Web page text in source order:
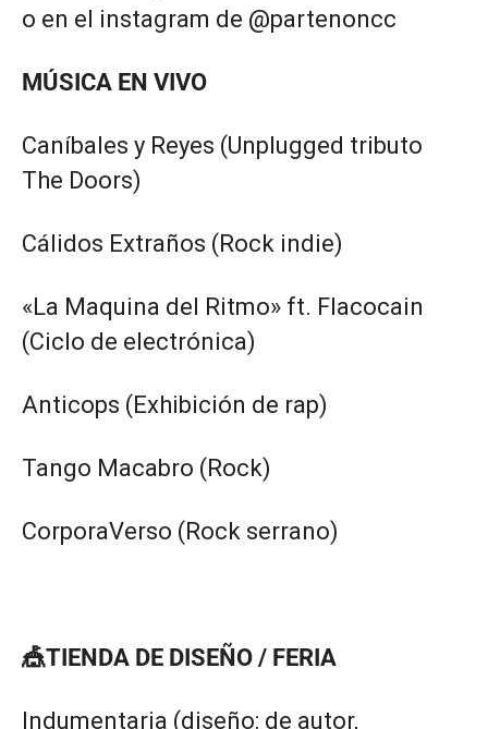
o en el instagram de @partenoncc
MÚSICA EN VIVO
Caníbales y Reyes (Unplugged tributo
The Doors)
Cálidos Extraños (Rock indie)
«La Maquina del Ritmo» ft. Flacocain
(Ciclo de electrónica)
Anticops (Exhibición de rap)
Tango Macabro (Rock)
CorporaVerso (Rock serrano)
🎪TIENDA DE DISEÑO / FERIA
Indumentaria (diseño: de autor,